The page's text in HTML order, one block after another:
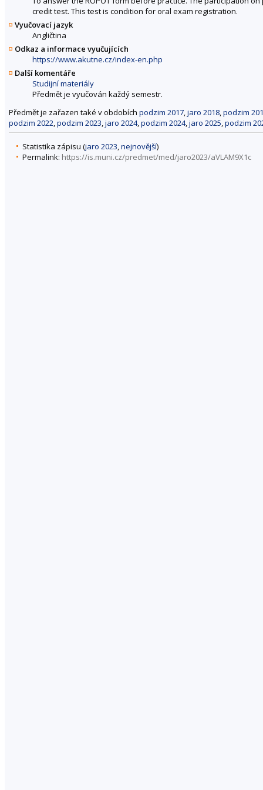
credit test. This test is condition for oral exam registration.
Vyučovací jazyk
Angličtina
Odkaz a informace vyučujících
https://www.akutne.cz/index-en.php
Další komentáře
Studijní materiály
Předmět je vyučován každý semestr.
Předmět je zařazen také v obdobích podzim 2017,jaro 2018,podzim
podzim 2022,podzim 2023,jaro 2024,podzim 2024,jaro 2025,podzim
Statistika zápisu (jaro 2023,nejnovější)
Permalink: https://is.muni.cz/predmet/med/jaro2023/aVLAM9X1c